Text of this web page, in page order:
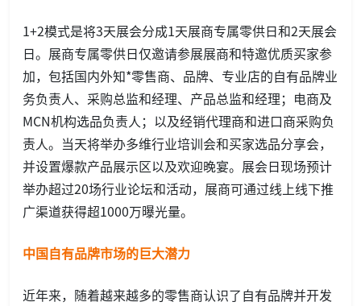
1+2模式是将3天展会分成1天展商专属零供日和2天展会
日。展商专属零供日仅邀请参展展商和特邀优质买家参
加，包括国内外知*零售商、品牌、专业店的自有品牌业
务负责人、采购总监和经理、产品总监和经理；电商及
MCN机构选品负责人；以及经销代理商和进口商采购负
责人。当天将举办多维行业培训会和买家选品分享会，
并设置爆款产品展示区以及欢迎晚宴。展会日现场预计
举办超过20场行业论坛和活动，展商可通过线上线下推
广渠道获得超1000万曝光量。
中国自有品牌市场的巨大潜力
近年来，随着越来越多的零售商认识了自有品牌并开发